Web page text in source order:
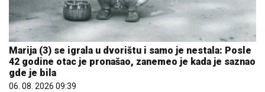
Marija (3) se igrala u dvorištu i samo je nestala: Posle
42 godine otac je pronašao, zanemeo je kada je saznao
gde je bila
06. 08. 2026 09:39